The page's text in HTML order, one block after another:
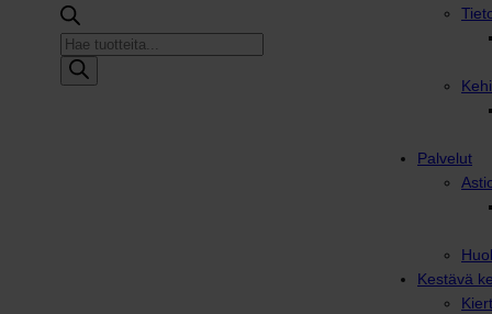
Products
search
Palvelut
Kestävä